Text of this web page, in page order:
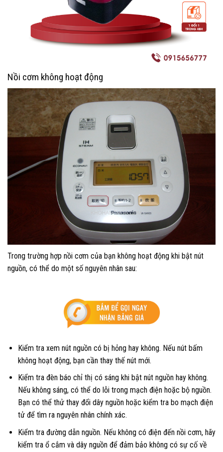
Nồi cơm không hoạt động
Trong trường hợp nồi cơm của bạn không hoạt động khi bật nút
nguồn, có thể do một số nguyên nhân sau:
Kiểm tra xem nút nguồn có bị hỏng hay không. Nếu nút bấm
không hoạt động, bạn cần thay thế nút mới.
Kiểm tra đèn báo chỉ thị có sáng khi bật nút nguồn hay không.
Nếu không sáng, có thể do lỗi trong mạch điện hoặc bộ nguồn.
Bạn có thể thử thay đổi dây nguồn hoặc kiểm tra bo mạch điện
tử để tìm ra nguyên nhân chính xác.
Kiểm tra đường dẫn nguồn. Nếu không có điện đến nồi cơm, hãy
kiểm tra ổ cắm và dây nguồn để đảm bảo không có sự cố về